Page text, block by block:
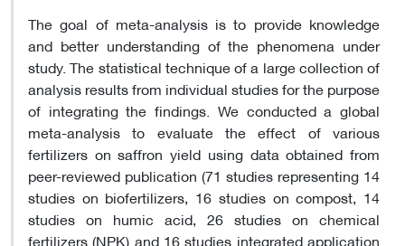
The goal of meta-analysis is to provide knowledge
and better understanding of the phenomena under
study. The statistical technique of a large collection of
analysis results from individual studies for the purpose
of integrating the findings. We conducted a global
meta-analysis to evaluate the effect of various
fertilizers on saffron yield using data obtained from
peer-reviewed publication (71 studies representing 14
studies on biofertilizers, 16 studies on compost, 14
studies on humic acid, 26 studies on chemical
fertilizers (NPK) and 16 studies integrated application